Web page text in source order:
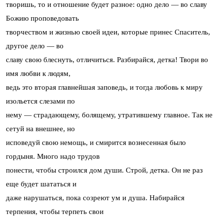
творишь, то и отношение будет разное: одно дело — во славу
Божию проповедовать
творчеством и жизнью своей идеи, которые принес Спаситель,
другое дело — во
славу свою блеснуть, отличиться. Разбирайся, детка! Твори во
имя любви к людям,
ведь это вторая главнейшая заповедь, и тогда любовь к миру
изольется слезами по
нему — страдающему, болящему, утратившему главное. Так не
сетуй на внешнее, но
исповедуй свою немощь, и смирится вознесенная было
гордыня. Много надо трудов
понести, чтобы строился дом души. Строй, детка. Он не раз
еще будет шататься и
даже нарушаться, пока созреют ум и душа. Набирайся
терпения, чтобы терпеть свои